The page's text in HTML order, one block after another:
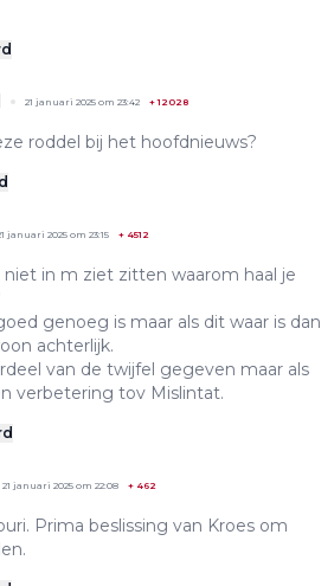
21 januari 2025 om 23:42 +12028
roddel bij het hoofdnieuws?
januari 2025 om 23:15 + 4512
niet in m ziet zitten waarom haal je
genoeg is maar als dit waar is dan
achterlijk.
van de twijfel gegeven maar als
verbetering tov Mislintat.
21 januari 2025 om 22:08 + 462
Prima beslissing van Kroes om